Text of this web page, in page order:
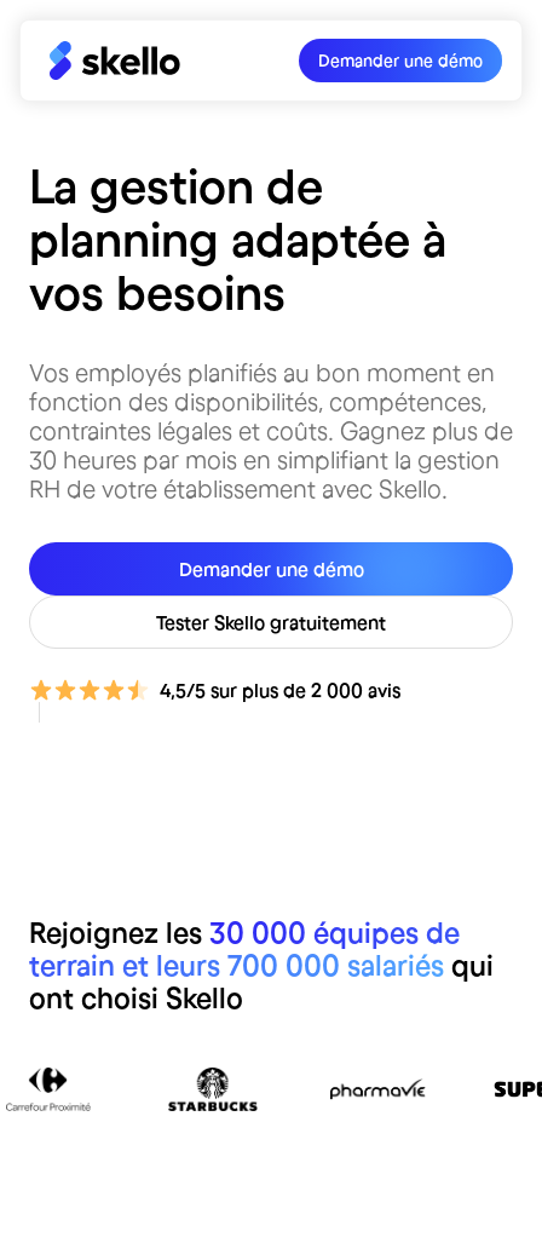
Demander une démo
La gestion de
planning adaptée à
vos besoins
Vos employés planifiés au bon moment en
fonction des disponibilités, compétences,
contraintes légales et coûts. Gagnez plus de
30 heures par mois en simplifiant la gestion
RH de votre établissement avec Skello.
Demander une démo
Tester Skello gratuitement
4,5/5 sur plus de 2 000 avis
Rejoignez les 30 000 équipes de
terrain et leurs 700 000 salariés qui
ont choisi Skello